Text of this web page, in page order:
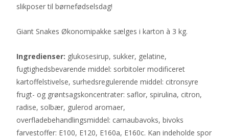
slikposer til børnefødselsdag!
Giant Snakes Økonomipakke sælges i karton à 3 kg.
Ingredienser: glukosesirup, sukker, gelatine,
fugtighedsbevarende middel: sorbitoler modificeret
kartoffelstivelse, surhedsregulerende middel: citronsyre
frugt- og grøntsagskoncentrater: saflor, spirulina, citron,
radise, solbær, gulerod aromaer,
overfladebehandlingsmiddel: carnaubavoks, bivoks
farvestoffer: E100, E120, E160a, E160c. Kan indeholde spor